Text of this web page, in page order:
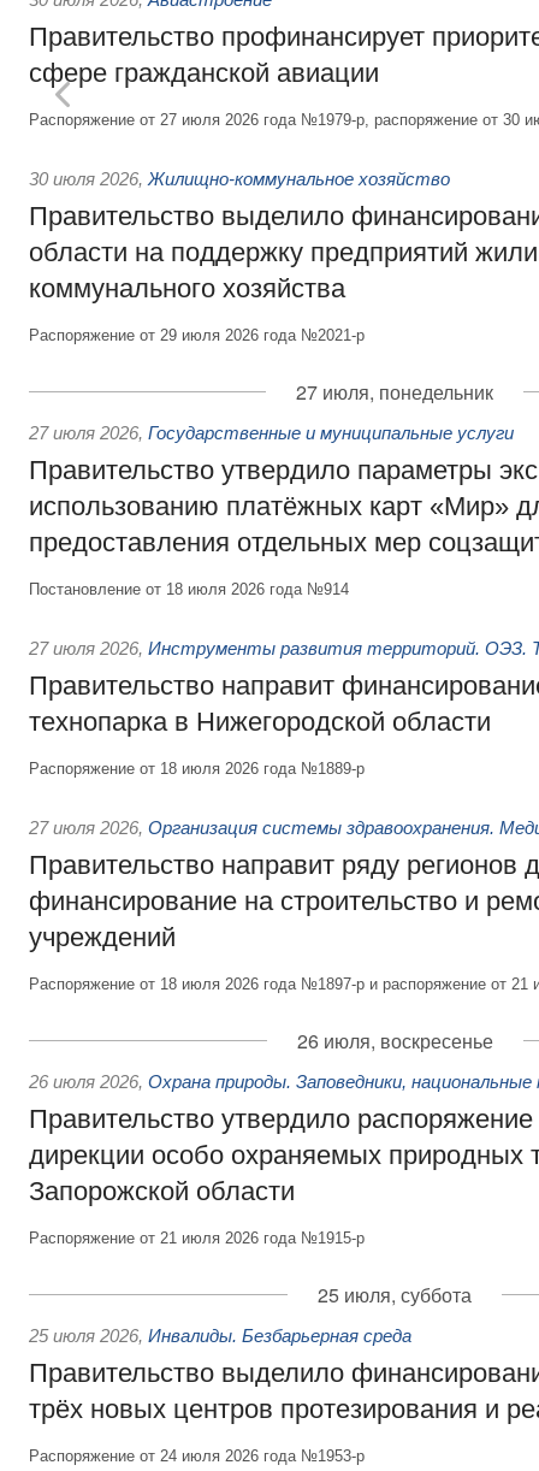
Правительство профинансирует
сфере гражданской авиации
Распоряжение от 27 июля 2026 года №1979-р, распоряжение от 30
30 июля 2026, Жилищно-коммунальное хозяйство
Правительство выделило
области на поддержку предприятий
коммунального хозяйства
Распоряжение от 29 июля 2026 года №2021-р
27 июля, понедельник
27 июля 2026, Государственные и муниципальные услуги
Правительство утвердило параметры
использованию платёжных карт «Мир»
предоставления отдельных мер
Постановление от 18 июля 2026 года №914
27 июля 2026, Инструменты развития территорий. ОЭЗ.
Правительство направит
технопарка в Нижегородской области
Распоряжение от 18 июля 2026 года №1889-р
27 июля 2026, Организация системы здравоохранения.
Правительство направит ряду регионов
финансирование на строительство и
учреждений
Распоряжение от 18 июля 2026 года №1897-р и распоряжение от
26 июля, воскресенье
26 июля 2026, Охрана природы. Заповедники, национальные
Правительство утвердило
дирекции особо охраняемых природных
Запорожской области
Распоряжение от 21 июля 2026 года №1915-р
25 июля, суббота
25 июля 2026, Инвалиды. Безбарьерная среда
Правительство выделило
трёх новых центров протезирования и
Распоряжение от 24 июля 2026 года №1953-р